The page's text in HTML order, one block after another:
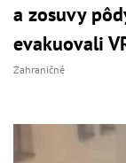
a zosuvy
evakuovali
Zahraničné